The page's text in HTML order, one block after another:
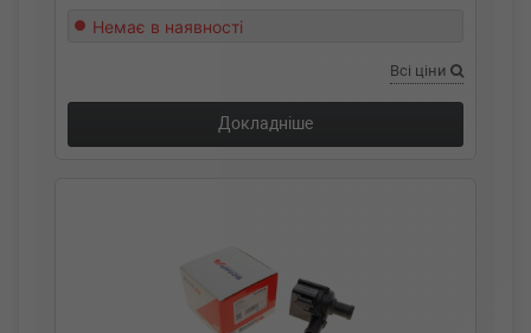
Немає в наявності
Всі ціни
Докладніше